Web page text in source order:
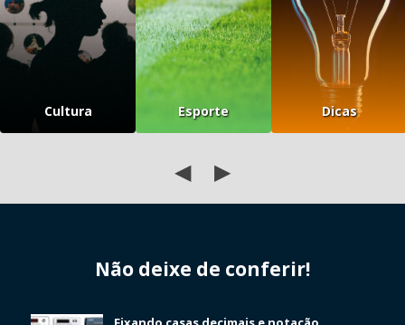
Cultura Esporte Dicas
◀ ▶
Não deixe de conferir!